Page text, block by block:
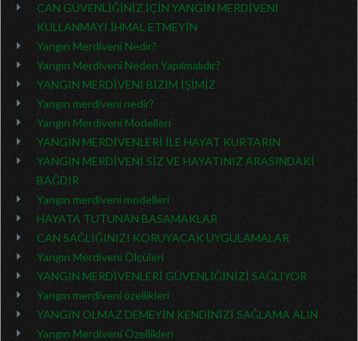
CAN GÜVENLİĞİNİZ İÇİN YANGIN MERDİVENİ
KULLANMAYI İHMAL ETMEYİN
Yangın Merdiveni Nedir?
Yangın Merdiveni Neden Yapılmalıdır?
YANGIN MERDİVENİ BİZİM İŞİMİZ
Yangın merdiveni nedir?
Yangın Merdiveni Modelleri
YANGIN MERDİVENLERİ İLE HAYAT KURTARIN
YANGIN MERDİVENİ SİZ VE HAYATINIZ ARASINDAKİ
BAĞDIR
Yangın merdiveni modelleri
HAYATA TUTUNAN BASAMAKLAR
CAN SAĞLIĞINIZI KORUYACAK UYGULAMALAR
Yangın Merdiveni Ölçüleri
YANGIN MERDİVENLERİ GÜVENLİĞİNİZİ SAĞLIYOR
Yangın merdiveni özellikleri
YANGIN OLMAZ DEMEYİN KENDİNİZİ SAĞLAMA ALIN
Yangın Merdiveni Özellikleri